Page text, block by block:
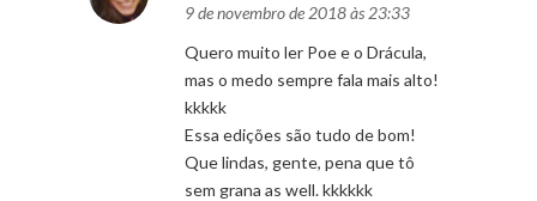
9 de novembro de 2018 às 23:33
Quero muito ler Poe e o Drácula,
mas o medo sempre fala mais alto!
kkkkk
Essa edições são tudo de bom!
Que lindas, gente, pena que tô
sem grana as well. kkkkkk